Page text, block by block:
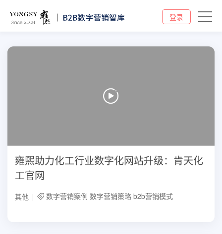
登录
雍熙助力化工行业数字化网站升级：肯天化
工官网
其他 数字营销案例 数字营销策略 b2b营销模式